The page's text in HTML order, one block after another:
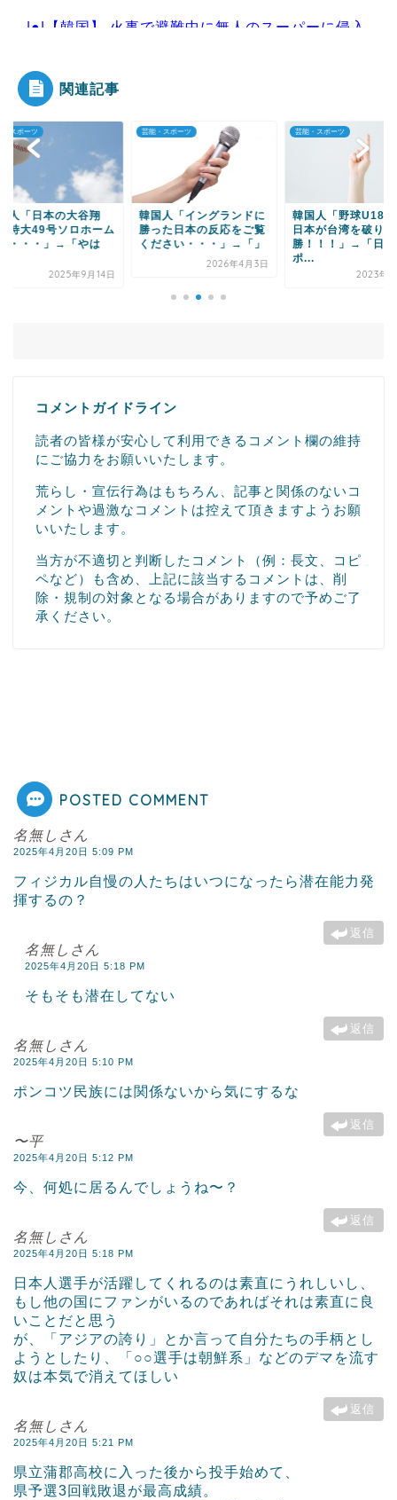
|●|【韓国】 火事で避難中に無人のスーパーに侵入
Powered by livedoor 相互RSS
関連記事
スポーツ
人「日本の大谷翔
特大49号ソロホーム
・・・」→「やは
2025年9月14日
芸能・スポーツ
韓国人「イングランドに
勝った日本の反応をご覧
ください・・・」→「」
2026年4月3日
芸能・スポーツ
韓国人「野球U18W
日本が台湾を破り優
勝！！！」→「日本
ポ...
2023年9
コメントガイドライン
読者の皆様が安心して利用できるコメント欄の維持
にご協力をお願いいたします。
荒らし・宣伝行為はもちろん、記事と関係のないコ
メントや過激なコメントは控えて頂きますようお願
いいたします。
当方が不適切と判断したコメント（例：長文、コピ
ペなど）も含め、上記に該当するコメントは、削
除・規制の対象となる場合がありますので予めご了
承ください。
POSTED COMMENT
名無しさん
2025年4月20日 5:09 PM
フィジカル自慢の人たちはいつになったら潜在能力発
揮するの？
返信
名無しさん
2025年4月20日 5:18 PM
そもそも潜在してない
返信
名無しさん
2025年4月20日 5:10 PM
ポンコツ民族には関係ないから気にするな
返信
〜平
2025年4月20日 5:12 PM
今、何処に居るんでしょうね〜？
返信
名無しさん
2025年4月20日 5:18 PM
日本人選手が活躍してくれるのは素直にうれしいし、
もし他の国にファンがいるのであればそれは素直に良
いことだと思う
が、「アジアの誇り」とか言って自分たちの手柄とし
ようとしたり、「○○選手は朝鮮系」などのデマを流す
奴は本気で消えてほしい
返信
名無しさん
2025年4月20日 5:21 PM
県立蒲郡高校に入った後から投手始めて、
県予選3回戦敗退が最高成績。